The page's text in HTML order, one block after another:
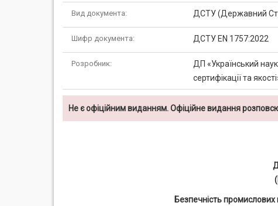
Вид документа: ДСТУ (Державний
Шифр документа: ДСТУ EN 1757:2022
Розробник:
ДП «Український
сертифікації та
Не є офіційним виданням. Офіційне видання
Безпечність промислових